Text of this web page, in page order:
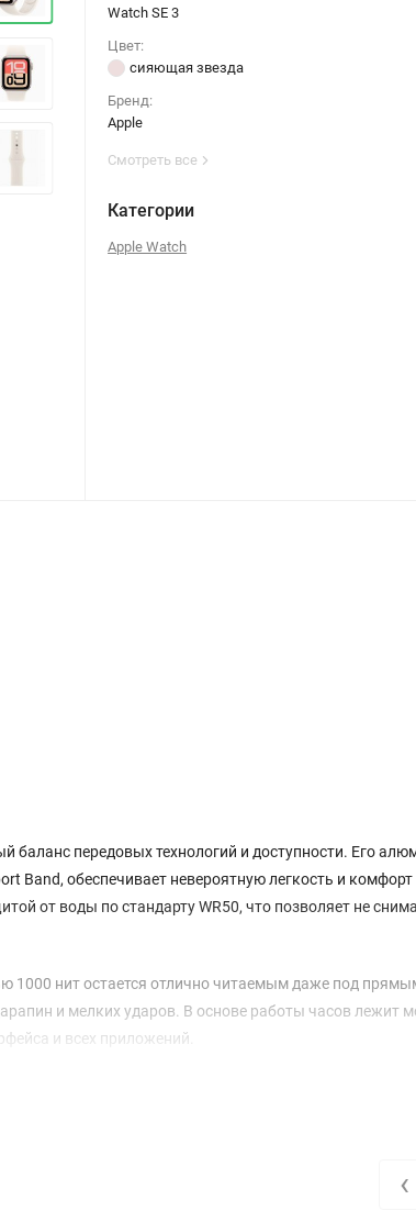
Watch SE 3
Цвет:
сияющая звезда
Бренд:
Apple
Смотреть все
Категории
Apple Watch
баланс передовых технологий и доступности. Его
обеспечивает невероятную легкость и комфорт
от воды по стандарту WR50, что позволяет не
1000 нит остается отлично читаемым даже под
и мелких ударов. В основе работы часов лежит
и всех приложений.
точностью отслеживают ваши маршруты во
‹